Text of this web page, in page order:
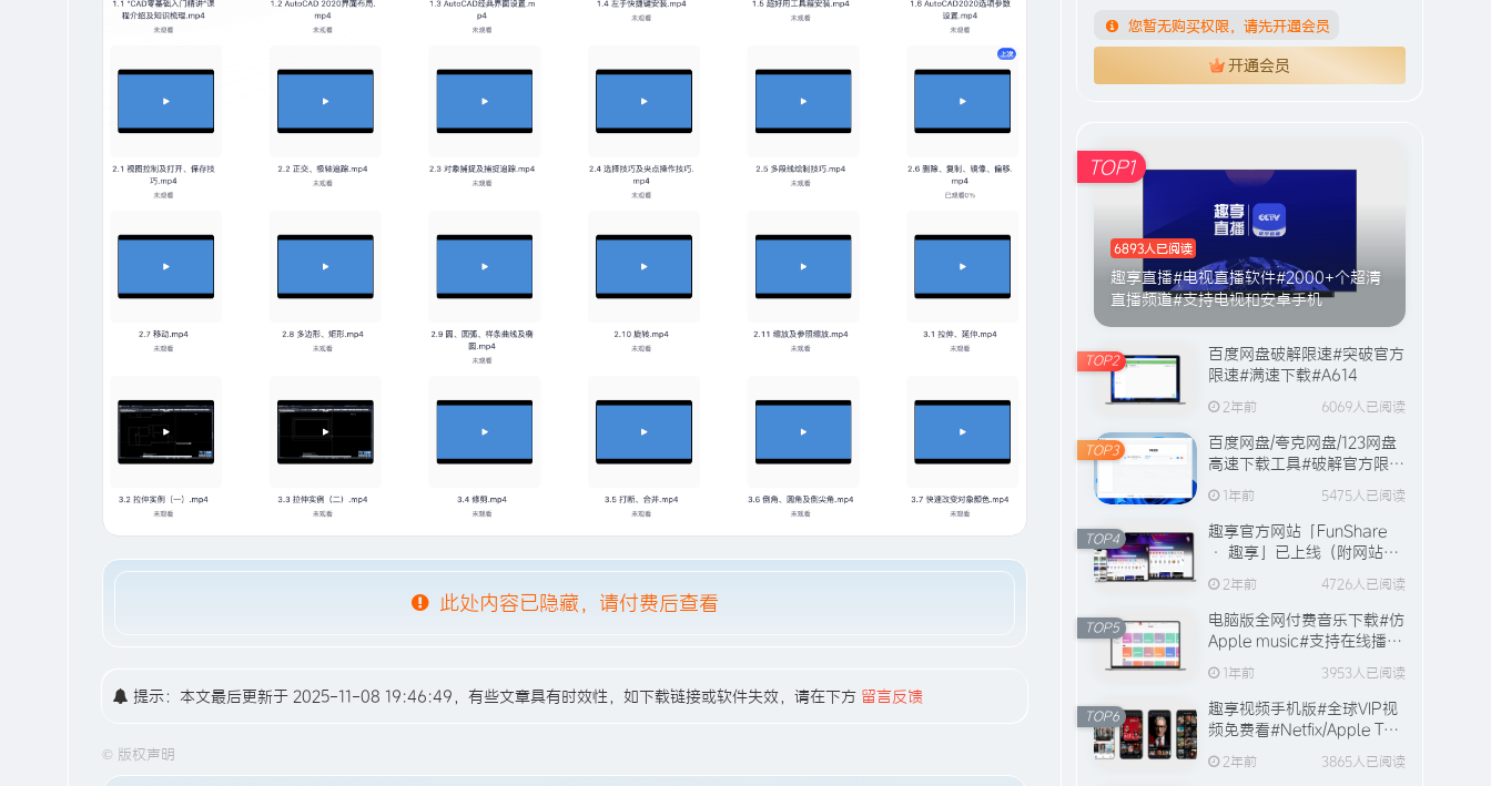
此处内容已隐藏，请付费后查看
提示：本文最后更新于 2025-11-08 19:46:49，有些文章具有时效性，如下载链接或软件失效，请在下方 留言反馈
© 版权声明
您暂无购买权限，请先开通会员
开通会员
6893人已阅读
趣享直播#电视直播软件#2000+个超清
直播频道#支持电视和安卓手机
TOP1
百度网盘破解限速#突破官方
限速#满速下载#A614
2年前 6069人已阅读
TOP2
百度网盘/夸克网盘/123网盘
高速下载工具#破解官方限速
#全程宽带峰值下载#A706
1年前 5475人已阅读
TOP3
趣享官方网站「FunShare
· 趣享」已上线（附网站功
能介绍）
2年前 4726人已阅读
TOP4
电脑版全网付费音乐下载#仿
Apple music#支持在线播放
与缓存#A631
1年前 3953人已阅读
TOP5
趣享视频手机版#全球VIP视
频免费看#Netfix/Apple TV
全站视频资源【20万+片
源】
2年前 3865人已阅读
TOP6